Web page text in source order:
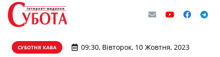
СУБОТНЯ КАВА 09:30, Вівторок, 10 Жовтня, 2023